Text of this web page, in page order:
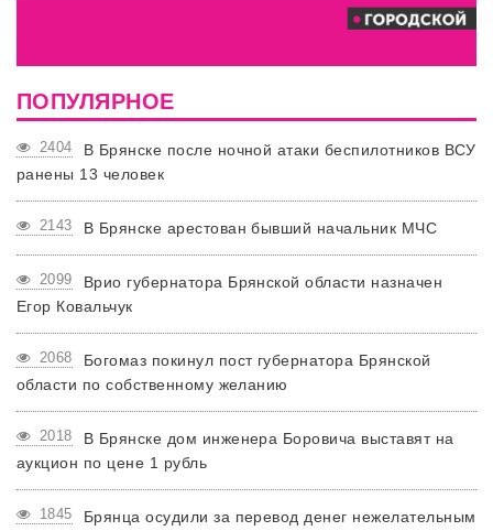
ПОПУЛЯРНОЕ
2404
В Брянске после ночной атаки беспилотников ВСУ
ранены 13 человек
2143 В Брянске арестован бывший начальник МЧС
2099
Врио губернатора Брянской области назначен
Егор Ковальчук
2068
Богомаз покинул пост губернатора Брянской
области по собственному желанию
2018
В Брянске дом инженера Боровича выставят на
аукцион по цене 1 рубль
1845
Брянца осудили за перевод денег нежелательным